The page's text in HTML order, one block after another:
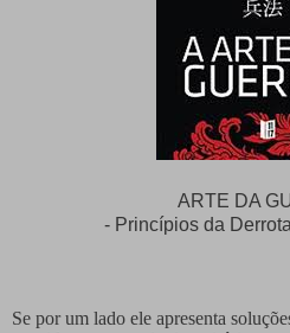
ARTE DA
- Princípios da
Se por um lado ele apresenta